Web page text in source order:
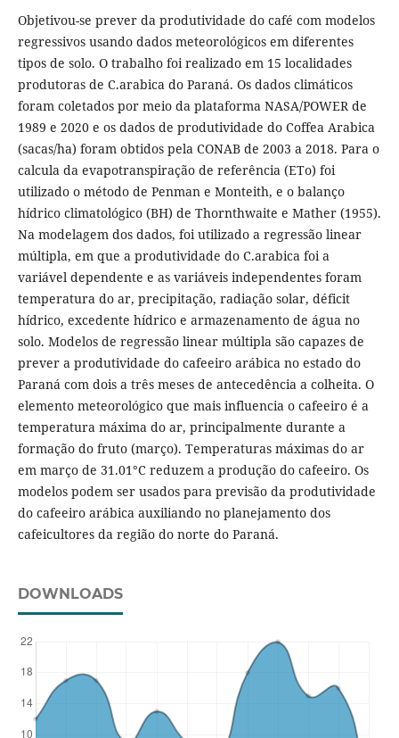
Objetivou-se prever da produtividade do café com modelos
regressivos usando dados meteorológicos em diferentes
tipos de solo. O trabalho foi realizado em 15 localidades
produtoras de C.arabica do Paraná. Os dados climáticos
foram coletados por meio da plataforma NASA/POWER de
1989 e 2020 e os dados de produtividade do Coffea Arabica
(sacas/ha) foram obtidos pela CONAB de 2003 a 2018. Para o
calcula da evapotranspiração de referência (ETo) foi
utilizado o método de Penman e Monteith, e o balanço
hídrico climatológico (BH) de Thornthwaite e Mather (1955).
Na modelagem dos dados, foi utilizado a regressão linear
múltipla, em que a produtividade do C.arabica foi a
variável dependente e as variáveis independentes foram
temperatura do ar, precipitação, radiação solar, déficit
hídrico, excedente hídrico e armazenamento de água no
solo. Modelos de regressão linear múltipla são capazes de
prever a produtividade do cafeeiro arábica no estado do
Paraná com dois a três meses de antecedência a colheita. O
elemento meteorológico que mais influencia o cafeeiro é a
temperatura máxima do ar, principalmente durante a
formação do fruto (março). Temperaturas máximas do ar
em março de 31.01°C reduzem a produção do cafeeiro. Os
modelos podem ser usados para previsão da produtividade
do cafeeiro arábica auxiliando no planejamento dos
cafeicultores da região do norte do Paraná.
DOWNLOADS